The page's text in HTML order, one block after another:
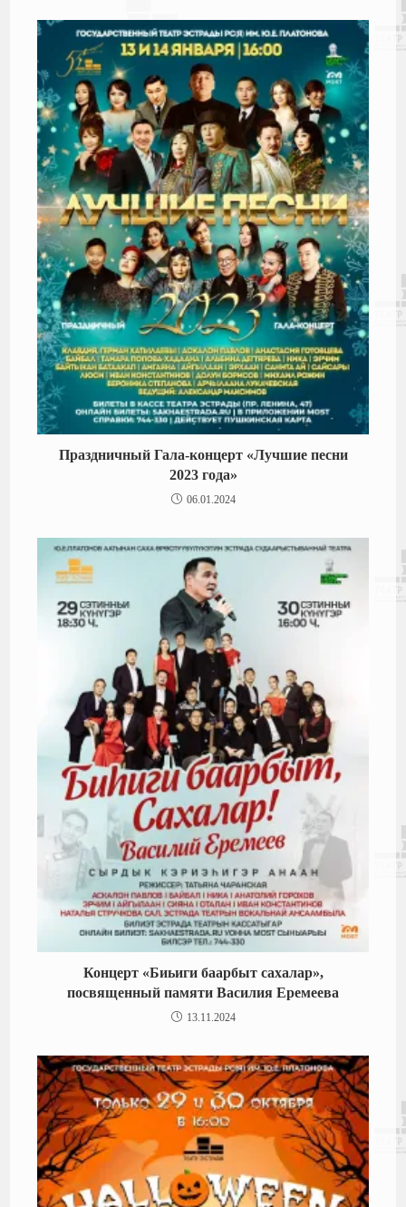
Праздничный Гала-концерт «Лучшие песни
2023 года»
06.01.2024
Концерт «Биьиги баарбыт сахалар»,
посвященный памяти Василия Еремеева
13.11.2024